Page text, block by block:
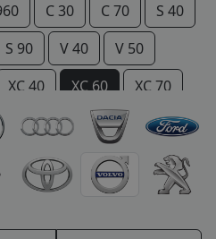
C 30 C 70
S 40
S 90 V 40
V 50
XC 40 XC 60
XC 70